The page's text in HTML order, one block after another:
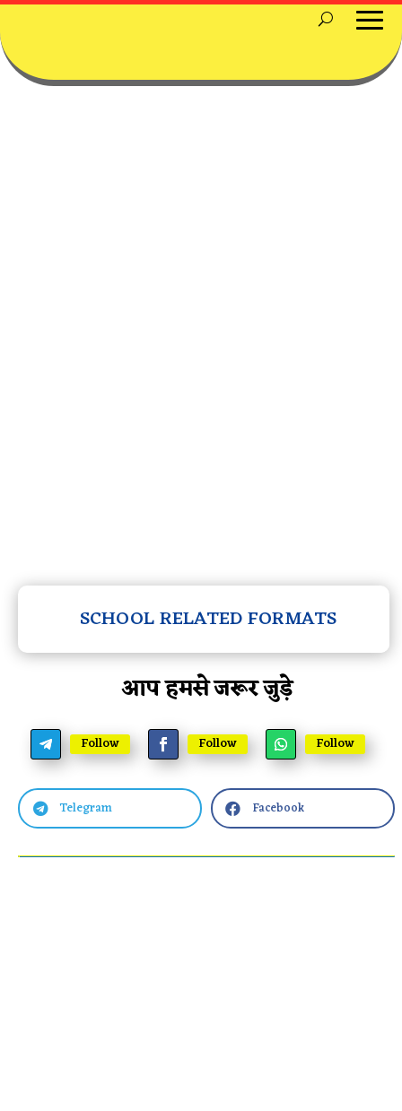
SCHOOL RELATED FORMATS
आप हमसे जरूर जुड़े
Follow Follow Follow
 Telegram  Facebook